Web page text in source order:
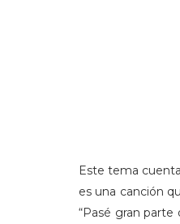
Este tema
es una canción
“Pasé gran